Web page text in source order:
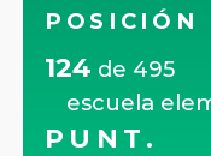
POSICIÓN
124 de 495
escuela
PUNT.